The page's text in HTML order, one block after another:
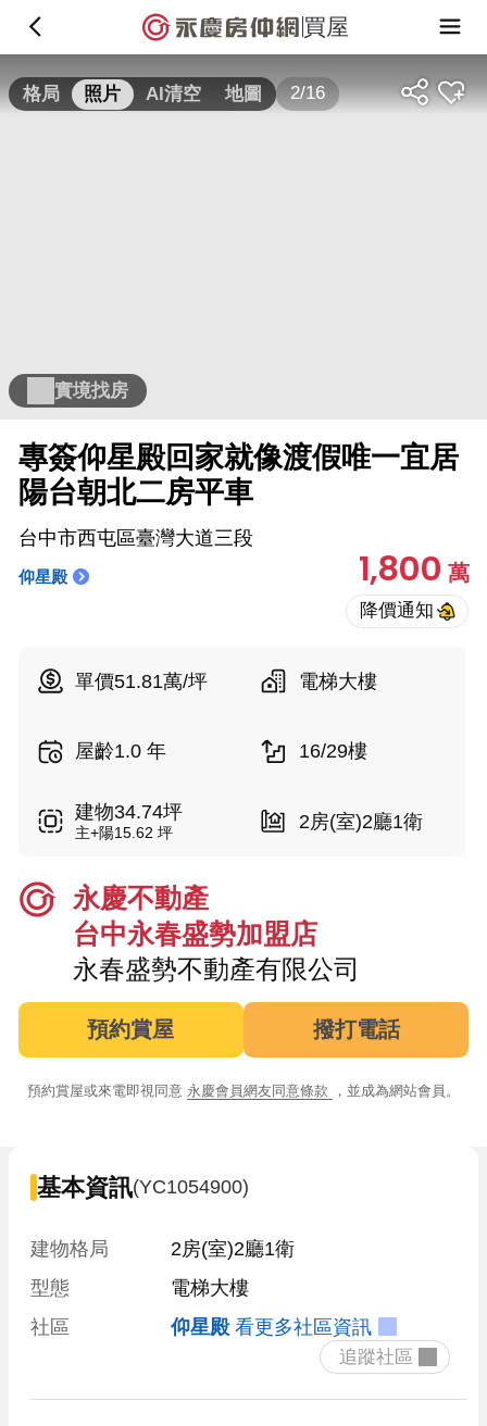
買屋
格局 照片 AI清空 地圖 2/16
實境找房
專簽仰星殿回家就像渡假唯一宜居
陽台朝北二房平車
台中市西屯區臺灣大道三段
仰星殿 1,800萬
單價51.81萬/坪 電梯大樓
屋齡1.0 年 16/29樓
建物34.74坪
主+陽15.62 坪 2房(室)2廳1衛
永慶不動產
台中永春盛勢加盟店
永春盛勢不動產有限公司
預約賞屋 撥打電話
預約賞屋或來電即視同意 永慶會員網友同意條款 ，並成為網站會員。
基本資訊(YC1054900)
建物格局
2房(室)2廳1衛
型態
電梯大樓
社區
仰星殿 看更多社區資訊